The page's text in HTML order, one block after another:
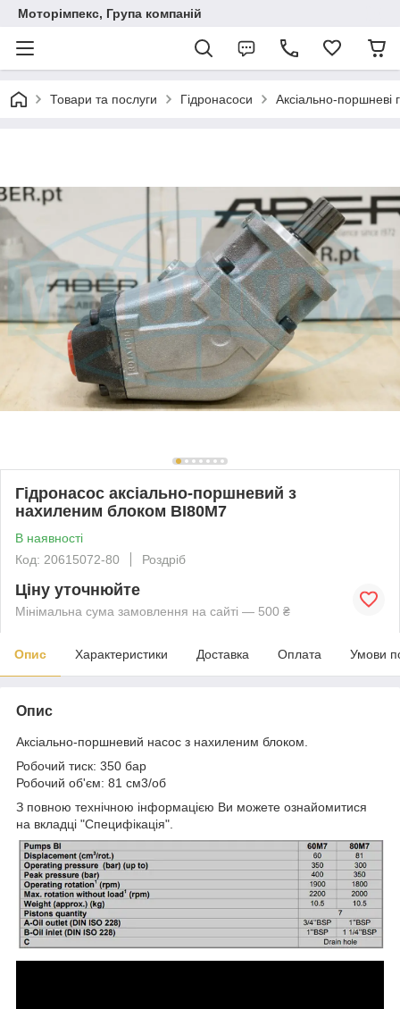
Моторімпекс, Група компаній
Товари та послуги Гідронасоси Аксіально-поршневі
Гідронасос аксіально-поршневий з
нахиленим блоком BI80M7
В наявності
Код: 20615072-80
Роздріб
Ціну уточнюйте
Мінімальна сума замовлення на сайті — 500 ₴
Опис Характеристики Доставка Оплата Умови
Опис
Аксіально-поршневий насос з нахиленим блоком.
Робочий тиск: 350 бар
Робочий об'єм: 81 см3/об
З повною технічною інформацією Ви можете ознайомитися
на вкладці "Специфікація".